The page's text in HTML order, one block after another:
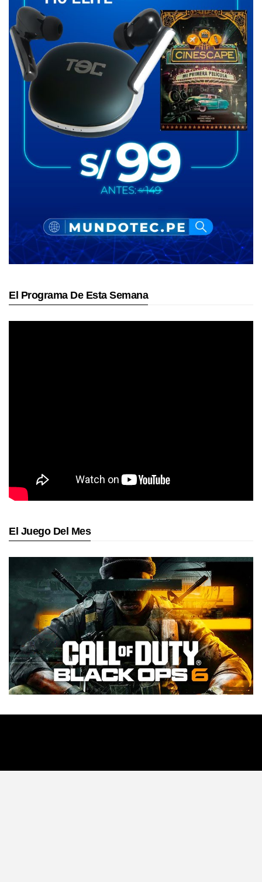
El Programa De Esta Semana
El Juego Del Mes